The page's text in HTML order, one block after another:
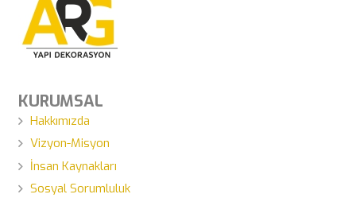
KURUMSAL
Hakkımızda
Vizyon-Misyon
İnsan Kaynakları
Sosyal Sorumluluk